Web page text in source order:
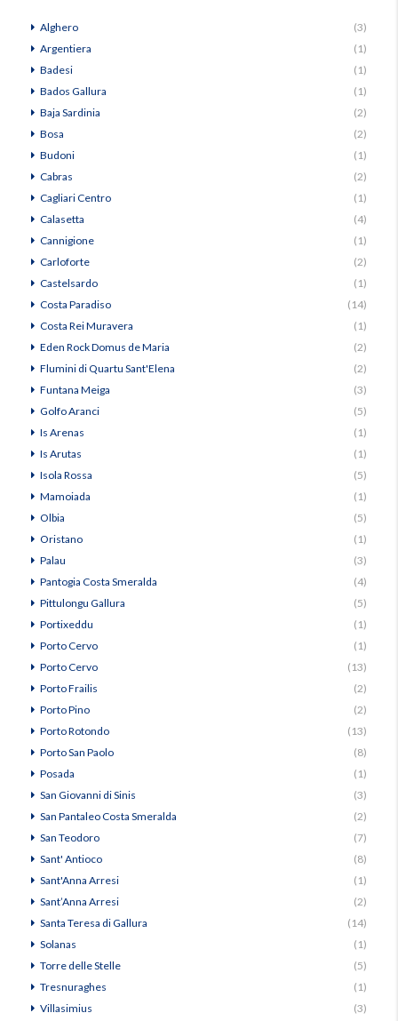
Alghero
(3)
Argentiera
(1)
Badesi
(1)
Bados Gallura
(1)
Baja Sardinia
(2)
Bosa
(2)
Budoni
(1)
Cabras
(2)
Cagliari Centro
(1)
Calasetta
(4)
Cannigione
(1)
Carloforte
(2)
Castelsardo
(1)
Costa Paradiso
(14)
Costa Rei Muravera
(1)
Eden Rock Domus de Maria
(2)
Flumini di Quartu Sant'Elena
(2)
Funtana Meiga
(3)
Golfo Aranci
(5)
Is Arenas
(1)
Is Arutas
(1)
Isola Rossa
(5)
Mamoiada
(1)
Olbia
(5)
Oristano
(1)
Palau
(3)
Pantogia Costa Smeralda
(4)
Pittulongu Gallura
(5)
Portixeddu
(1)
Porto Cervo
(1)
Porto Cervo
(13)
Porto Frailis
(2)
Porto Pino
(2)
Porto Rotondo
(13)
Porto San Paolo
(8)
Posada
(1)
San Giovanni di Sinis
(3)
San Pantaleo Costa Smeralda
(2)
San Teodoro
(7)
Sant' Antioco
(8)
Sant'Anna Arresi
(1)
Sant’Anna Arresi
(2)
Santa Teresa di Gallura
(14)
Solanas
(1)
Torre delle Stelle
(5)
Tresnuraghes
(1)
Villasimius
(3)